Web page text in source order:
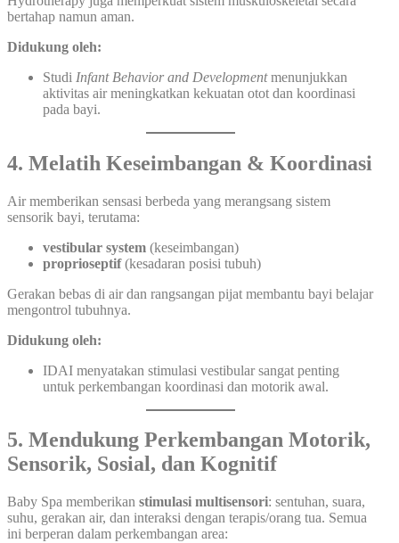
bertahap namun aman.
Didukung oleh:
Studi Infant Behavior and Developmentmenunjukkan
aktivitas air meningkatkan kekuatan otot dan koordinasi
pada bayi.
4. Melatih Keseimbangan & Koordinasi
Air memberikan sensasi berbeda yang merangsang sistem
sensorik bayi, terutama:
vestibular system (keseimbangan)
proprioseptif(kesadaran posisi tubuh)
Gerakan bebas di air dan rangsangan pijat membantu bayi belajar
mengontrol tubuhnya.
Didukung oleh:
IDAI menyatakan stimulasi vestibular sangat penting
untuk perkembangan koordinasi dan motorik awal.
5. Mendukung Perkembangan Motorik,
Sensorik, Sosial, dan Kognitif
Baby Spa memberikan stimulasi multisensori: sentuhan, suara,
suhu, gerakan air, dan interaksi dengan terapis/orang tua. Semua
ini berperan dalam perkembangan area: